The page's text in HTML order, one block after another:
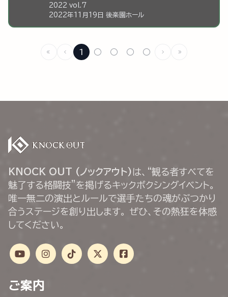
2022 vol.7
2022年11月19日 後楽園ホール
1 ○ ○ ○ ○
KNOCK OUT (ノックアウト) は、“観る者すべてを
魅了する格闘技”を掲げるキックボクシングイベント。
唯一無二の演出とルールで選手たちの魂がぶつかり
合うステージを創り出します。 ぜひ、その熱狂を体感
してください。
ご案内